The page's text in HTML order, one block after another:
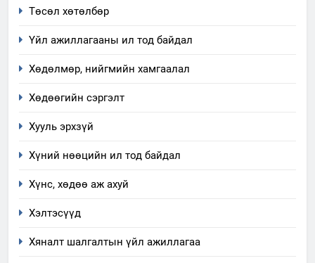
Төсөл хөтөлбөр
Үйл ажиллагааны ил тод байдал
Хөдөлмөр, нийгмийн хамгаалал
Хөдөөгийн сэргэлт
Хууль эрхзүй
Хүний нөөцийн ил тод байдал
Хүнс, хөдөө аж ахуй
Хэлтэсүүд
Хяналт шалгалтын үйл ажиллагаа
ИЛ ТОД БАЙДАЛ
Үйл ажиллагаандаа мөрдөж
Мэдээлэл хариуцагчийн
ашиглаж байгаа техник,